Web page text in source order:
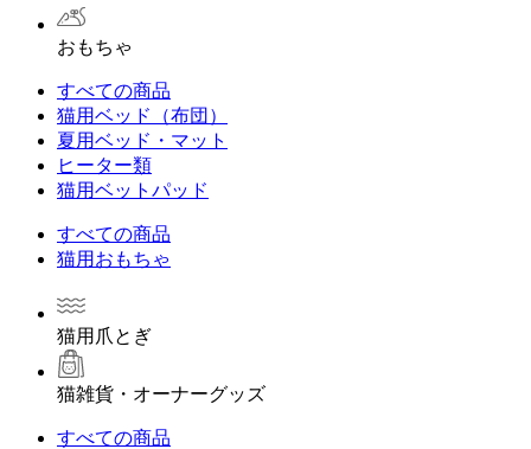
おもちゃ
すべての商品
猫用ベッド（布団）
夏用ベッド・マット
ヒーター類
猫用ベットパッド
すべての商品
猫用おもちゃ
猫用爪とぎ
猫雑貨・オーナーグッズ
すべての商品